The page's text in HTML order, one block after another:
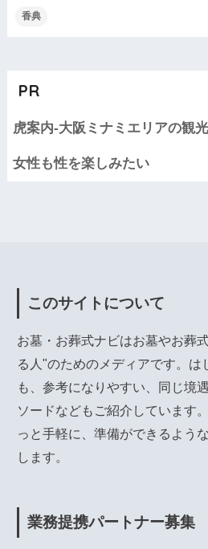
香典
PR
虎案内-大阪ミナミエリアの観
女性も性を楽しみたい
このサイトについて
お墓・お葬式ナビはお墓やお葬
る人"のためのメディアです。は
も、参考になりやすい、同じ境
ソードなどもご紹介しています
っと手軽に、準備ができるよう
します。
業務提携パートナー募集